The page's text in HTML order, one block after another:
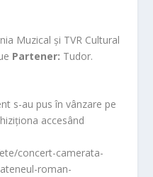
Muzical și TVR Cultural
Partener: Tudor.
s-au pus în vânzare pe
accesând
concert-camerata-
roman-